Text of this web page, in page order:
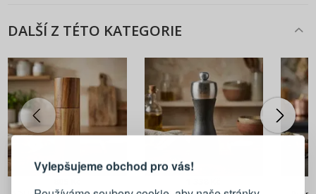
Vylepšujeme obchod pro vás!
DALŠÍ Z TÉTO KATEGORIE
PŘIHLÁŠENÍ REGISTRACE
Přihlaste se ke svému účtu